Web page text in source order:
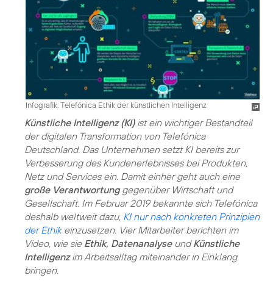
Infografik: Telefónica Ethik der künstlichen Intelligenz
Künstliche Intelligenz (KI)ist ein wichtiger Bestandteil
der digitalen Transformation von Telefónica
Deutschland. Das Unternehmen setzt KI bereits zur
Verbesserung des Kundenerlebnisses bei Produkten,
Netz und Services ein. Damit einher geht auch eine
große Verantwortunggegenüber Wirtschaft und
Gesellschaft. Im Februar 2019 bekannte sich Telefónica
deshalb weltweit dazu, KI nur nach konkreten Prinzipien
der Ethikeinzusetzen. Vier Mitarbeiter berichten im
Video, wie sie Ethik, DatenanalyseundKünstliche
Intelligenzim Arbeitsalltag miteinander in Einklang
bringen.